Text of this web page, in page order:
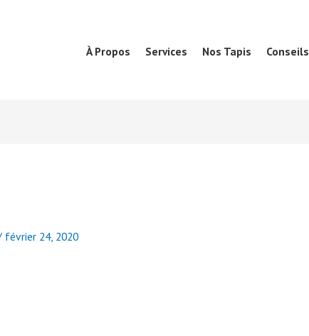
À Propos Services Nos Tapis Conseils
février 24, 2020